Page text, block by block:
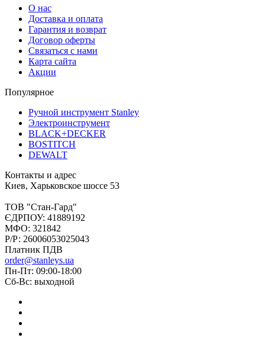
О нас
Доставка и оплата
Гарантия и возврат
Договор оферты
Связаться с нами
Карта сайта
Акции
Популярное
Ручной инструмент Stanley
Электроинструмент
BLACK+DECKER
BOSTITCH
DEWALT
Контакты и адрес
Киев, Харьковское шоссе 53
ТОВ "Стан-Гард"
ЄДРПОУ: 41889192
МФО: 321842
Р/Р: 26006053025043
Платник ПДВ
order@stanleys.ua
Пн-Пт: 09:00-18:00
Сб-Вс: выходной